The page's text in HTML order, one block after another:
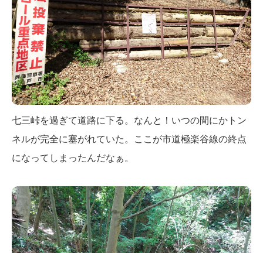
七三峠を過ぎて道路に下る。なんと！いつの間にかトン
ネルが完全に塞がれていた。ここが市道極楽谷線の終点
になってしまったんだなぁ。